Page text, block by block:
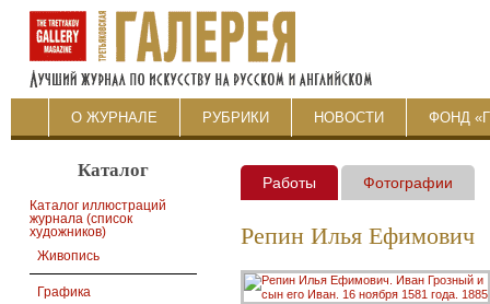
О ЖУРНАЛЕ РУБРИКИ НОВОСТИ ФОНД
Каталог
Каталог иллюстраций
журнала (список
художников)
Живопись
Графика
Работы Фотографии
Репин Илья Ефимович